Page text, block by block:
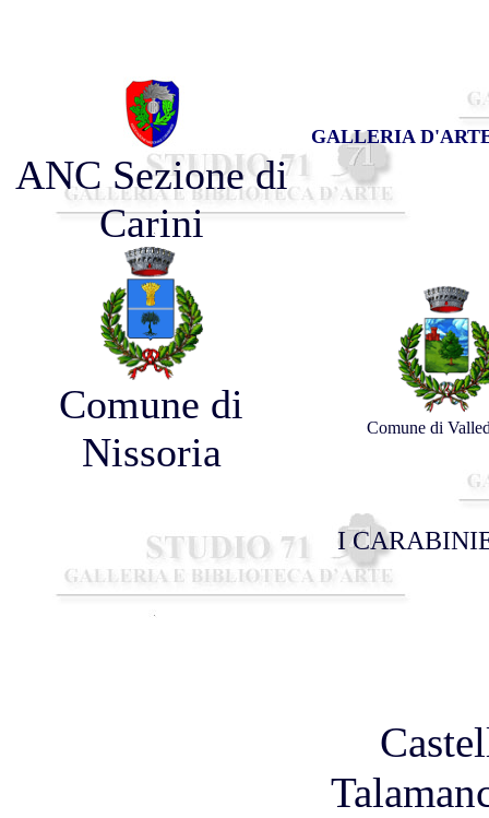
ANC Sezione di
Carini
GALLERIA
Comune di
Nissoria
Comune di
I